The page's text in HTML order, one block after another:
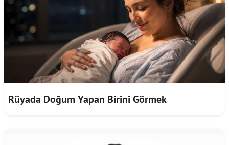
Rüyada Doğum Yapan Birini Görmek